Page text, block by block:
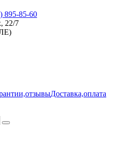
895-85-60
22/7
Доставка,оплата